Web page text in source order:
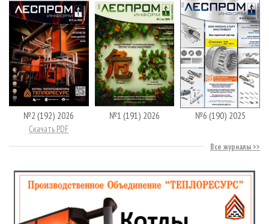
№2 (192) 2026
Скачать PDF
№1 (191) 2026 №6 (190) 2025
Все журналы